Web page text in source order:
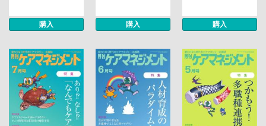
購入 購入 購入